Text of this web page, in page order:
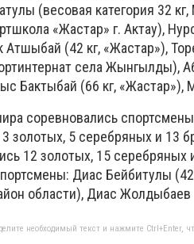
(весовая категория 32
«Жастар» г. Актау),
Атшыбай (42 кг, «Жастар»),
села Жынгылды),
Бактыбай (66 кг, «Жастар»),
соревновались
золотых, 5 серебряных и 13
12 золотых, 15
Диас Бейбитулы
области), Диас Жолдыбаев
необходимый текст и нажмите Ctrl+Enter,